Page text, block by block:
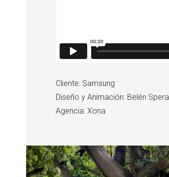
Cliente: Samsung
Diseño y Animación: Belén Spera
Agencia: Xona